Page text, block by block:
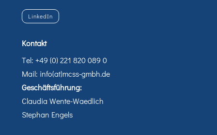
LinkedIn
Kontakt
Tel: +49 (0) 221 820 089 0
Mail: info(at)mcss-gmbh.de
Geschäftsführung:
Claudia Wente-Waedlich
Stephan Engels